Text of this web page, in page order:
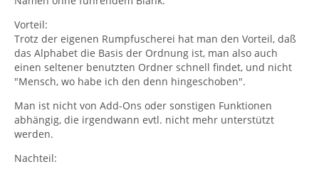
Vorteil:
Trotz der eigenen Rumpfuscherei hat man den Vorteil, daß
das Alphabet die Basis der Ordnung ist, man also auch
einen seltener benutzten Ordner schnell findet, und nicht
"Mensch, wo habe ich den denn hingeschoben".
Man ist nicht von Add-Ons oder sonstigen Funktionen
abhängig, die irgendwann evtl. nicht mehr unterstützt
werden.
Nachteil: